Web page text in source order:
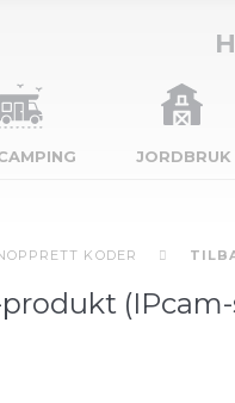
JORDBRUK
KODER